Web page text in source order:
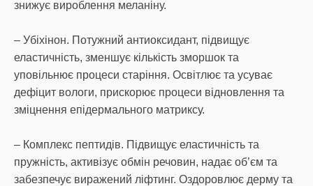
знижує вироблення меланіну.
– Убіхінон. Потужний антиоксидант, підвищує
еластичність, зменшує кількість зморшок та
уповільнює процеси старіння. Освітлює та усуває
дефіцит вологи, прискорює процеси відновлення та
зміцнення епідермального матриксу.
– Комплекс пептидів. Підвищує еластичність та
пружність, активізує обмін речовин, надає об’єм та
забезпечує виражений ліфтинг. Оздоровлює дерму та